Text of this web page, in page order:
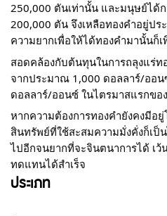
250,000 ตันเท่านั้น และมนุษย์ได้
200,000 ตัน จึงเหลือทองคำอยู่ป
ความยากเพื่อให้ได้ทองคำมานั้นก็
สอดคล้องกับต้นทุนในการถลุงแร่ท
จากประมาณ 1,000 ดอลลาร์/ออน
ดอลลาร์/ออนซ์ ในไตรมาสแรกขอ
หากความต้องการทองคำยังคงมีอ
สินทรัพย์ที่ใช้สะสมความมั่งคั่งก็เป็
ไปอีกจนยากที่จะจินตนาการได้ เ
ทดแทนได้สำเร็จ
ประเภท